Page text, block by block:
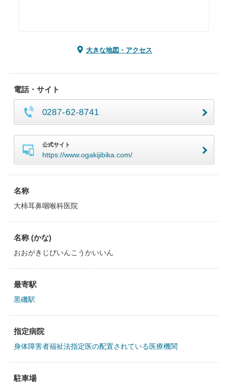
大きな地図・アクセス
電話・サイト
0287-62-8741
公式サイト
https://www.ogakijibika.com/
名称
大柿耳鼻咽喉科医院
名称 (かな)
おおがきじびいんこうかいいん
最寄駅
黒磯駅
指定病院
身体障害者福祉法指定医の配置されている医療機関
駐車場